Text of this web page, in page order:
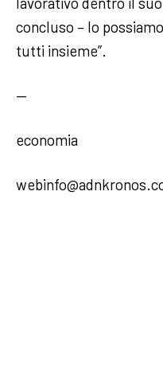
concluso – lo
tutti insieme”.
—
economia